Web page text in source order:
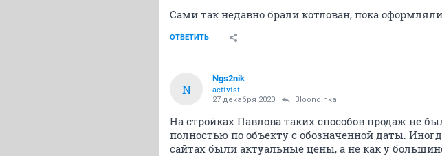
Сами так недавно брали котлован, пока
ОТВЕТИТЬ
N
Ngs2nik
activist
27 декабря 2020 Bloondinka
На стройках Павлова таких способов продаж не
полностью по объекту с обозначенной даты.
сайтах были актуальные цены, а не как у